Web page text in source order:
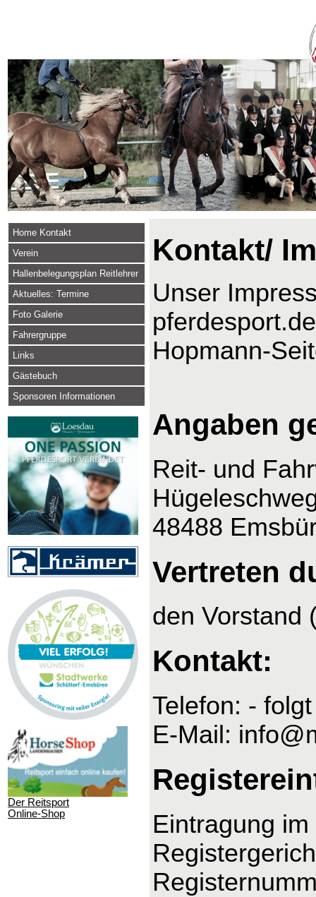
Home Kontakt
Verein
Hallenbelegungsplan Reitlehrer
Aktuelles: Termine
Foto Galerie
Fahrergruppe
Links
Gästebuch
Sponsoren Informationen
Der Reitsport
Online-Shop
Kontakt/
Unser
Hopmann-
Angaben
Reit- und
48488
Vertreten
den Vorstand
Kontakt:
Telefon: -
E-Mail:
Eintragung